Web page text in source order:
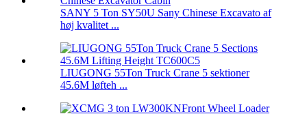
SANY 5 Ton SY50U Sany Chinese Excavato af
høj kvalitet ...
LIUGONG 55Ton Truck Crane 5 sektioner
45.6M løfteh ...